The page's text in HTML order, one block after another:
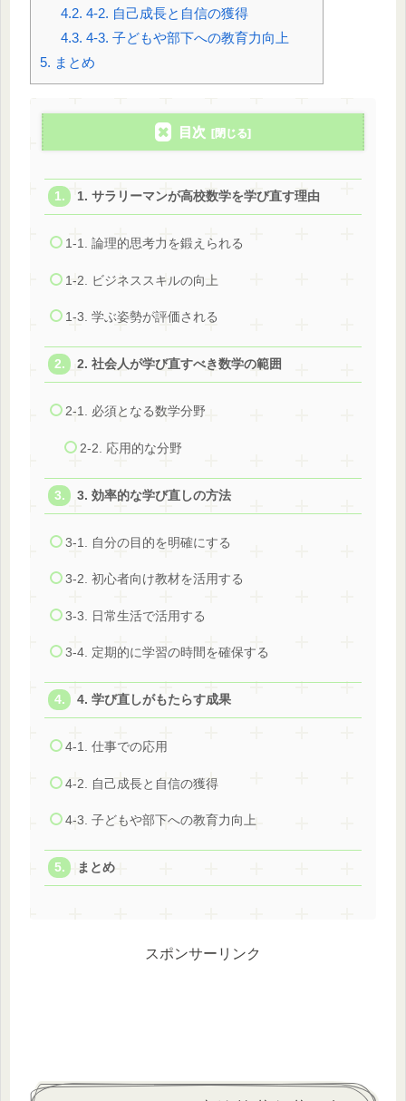
4.2. 4-2. 自己成長と自信の獲得
4.3. 4-3. 子どもや部下への教育力向上
5. まとめ
目次
1. サラリーマンが高校数学を学び直す理由
1-1. 論理的思考力を鍛えられる
1-2. ビジネススキルの向上
1-3. 学ぶ姿勢が評価される
2. 社会人が学び直すべき数学の範囲
2-1. 必須となる数学分野
2-2. 応用的な分野
3. 効率的な学び直しの方法
3-1. 自分の目的を明確にする
3-2. 初心者向け教材を活用する
3-3. 日常生活で活用する
3-4. 定期的に学習の時間を確保する
4. 学び直しがもたらす成果
4-1. 仕事での応用
4-2. 自己成長と自信の獲得
4-3. 子どもや部下への教育力向上
まとめ
スポンサーリンク